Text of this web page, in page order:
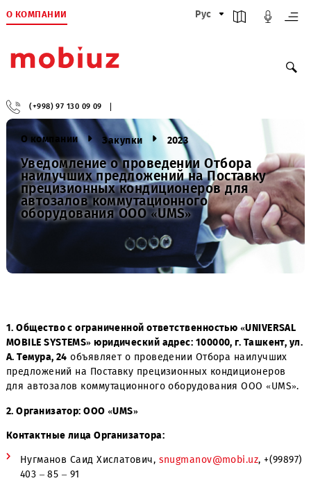
О КОМПАНИИ Рус
(+998) 97 130 09 09
О компании Закупки 2023
Уведомление о проведении Отбора
наилучших предложений на Поставку
прецизионных кондиционеров для
автозалов коммутационного
оборудования ООО «UMS»
1. Общество с ограниченной ответственностью
MOBILE SYSTEMS» юридический адрес: 100000, г.
предложений на Поставку прецизионных
для автозалов коммутационного оборудования ООО
2. Организатор: ООО «UMS»